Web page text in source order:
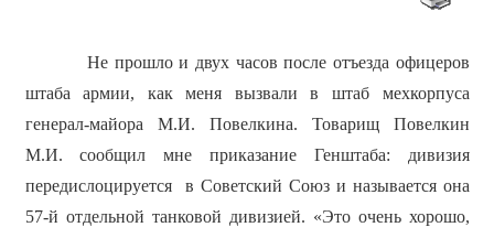
Не прошло и двух часов после отъезда офицеров
штаба армии, как меня вызвали в штаб мехкорпуса
генерал-майора М.И. Повелкина. Товарищ Повелкин
М.И. сообщил мне приказание Генштаба: дивизия
передислоцируется в Советский Союз и называется она
57-й отдельной танковой дивизией. «Это очень хорошо,